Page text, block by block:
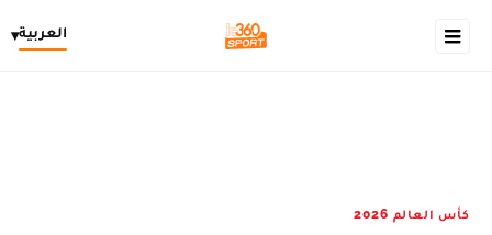
العربية▾
كأس العالم 2026